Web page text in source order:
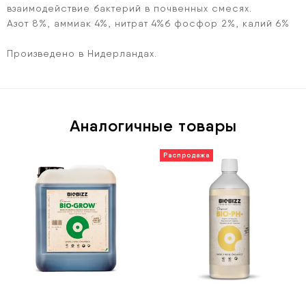
взаимодействие бактерий в почвенных смесях.
Азот 8%, аммиак 4%, нитрат 4%б фосфор 2%, калий 6%
Произведено в Нидерландах.
Аналогичные товары